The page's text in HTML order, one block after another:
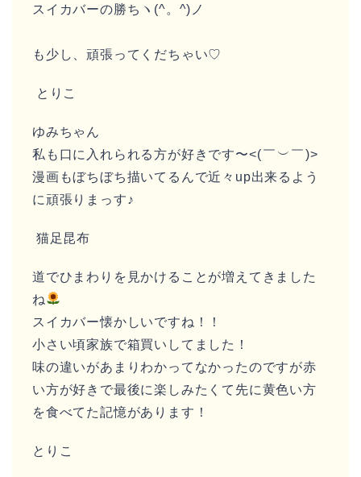
スイカバーの勝ちヽ(^。^)ノ
も少し、頑張ってくだちゃい♡
とりこ
ゆみちゃん
私も口に入れられる方が好きです〜<⁠(⁠￣⁠︶⁠￣⁠)⁠>
漫画もぼちぼち描いてるんで近々up出来るよう
に頑張りまっす♪
猫足昆布
道でひまわりを見かけることが増えてきました
ね
スイカバー懐かしいですね！！
小さい頃家族で箱買いしてました！
味の違いがあまりわかってなかったのですが赤
い方が好きで最後に楽しみたくて先に黄色い方
を食べてた記憶があります！
とりこ